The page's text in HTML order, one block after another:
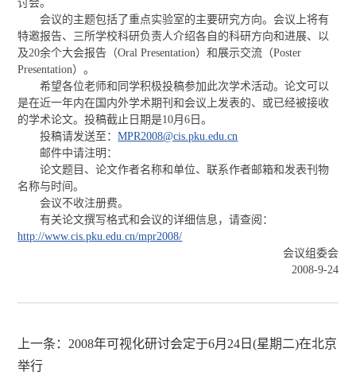
讨会。
会议的主题包括了重点实验室的主要研究方向。会议上将有
特邀报告、三所学校科研负责人介绍各自的科研方向和进展、以
及20余个大会报告（Oral Presentation）和展示交流（Poster
Presentation）。
希望各位老师和同学积极投稿参加此次学术活动。论文可以
是在近一年内在国内外学术期刊和会议上发表的、或已经被接收
的学术论文。投稿截止日期是10月6日。
投稿请发送至：MPR2008@cis.pku.edu.cn
邮件中请注明：
论文题目、论文作者名称和单位、联系作者邮箱和发表刊物
名称与时间。
会议不收注册费。
有关论文撰写格式和会议的详细信息，请查阅：
http://www.cis.pku.edu.cn/mpr2008/
会议组委会
2008-9-24
上一条： 2008年可视化研讨会定于6月24日(星期二)在北京
举行